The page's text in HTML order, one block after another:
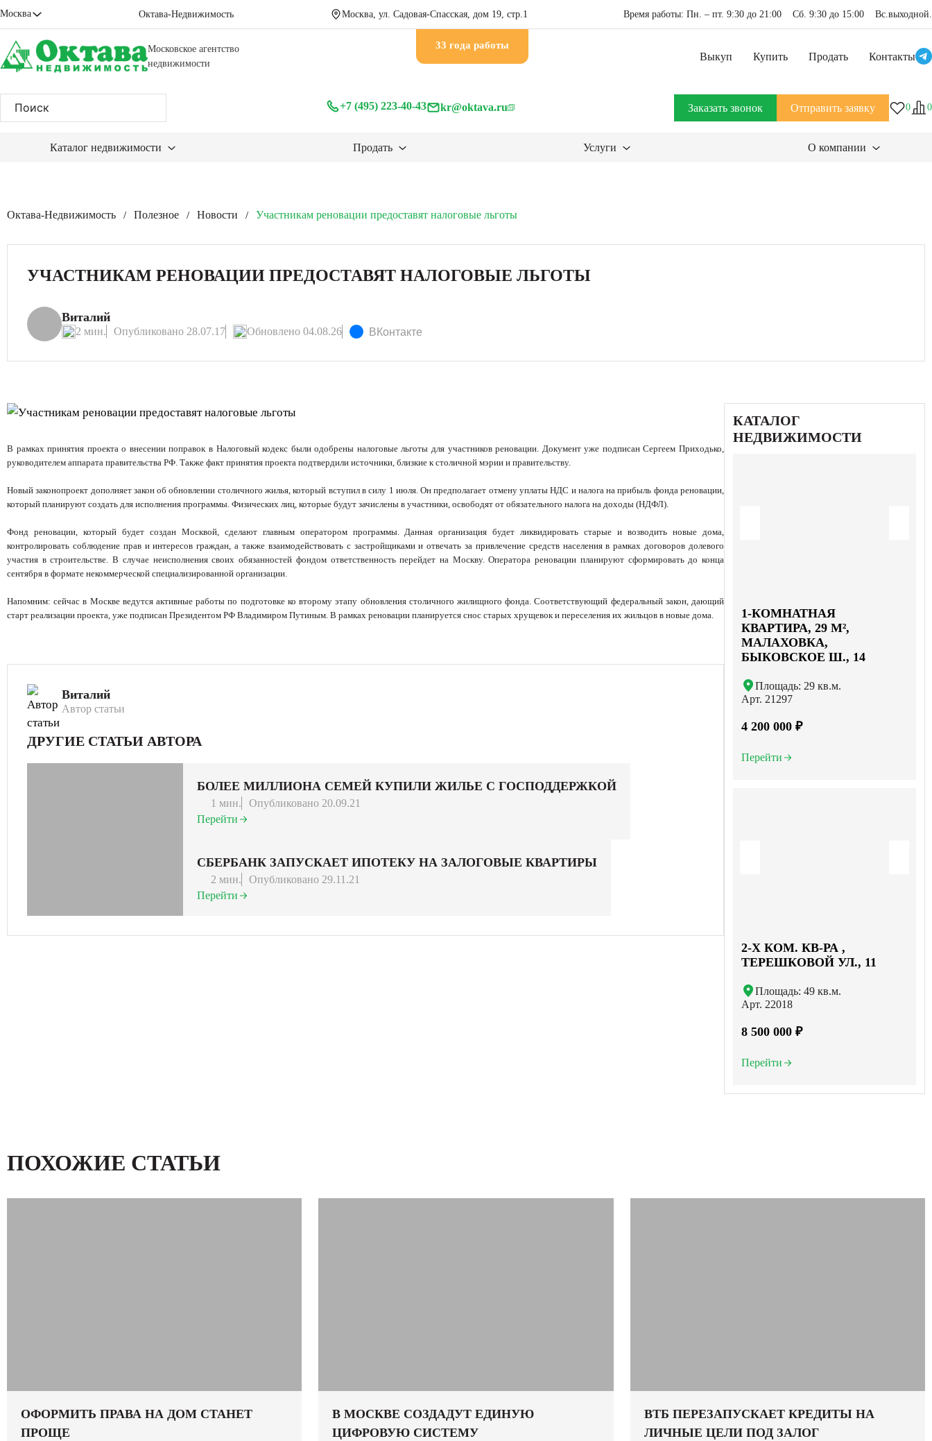
Москва Октава-Недвижимость Москва, ул. Садовая-Спасская, дом 19, стр.1 Время работы: Пн. – пт. 9:30 до 21:00 Сб. 9:30 до 15:00 Вс.выходной.
Московское агентство
недвижимости
33 годa работы
Выкуп Купить Продать Контакты
+7 (495) 223-40-43 kr@oktava.ru Заказать звонок Отправить заявку 0 0
Каталог недвижимости Продать Услуги О компании
Октава-Недвижимость / Полезное / Новости / Участникам реновации предоставят налоговые льготы
УЧАСТНИКАМ РЕНОВАЦИИ ПРЕДОСТАВЯТ НАЛОГОВЫЕ ЛЬГОТЫ
Виталий
2 мин. Опубликовано 28.07.17 Обновлено 04.08.26 ВКонтакте
В рамках принятия проекта о внесении поправок в Налоговый кодекс были одобрены налоговые льготы для участников реновации. Документ уже подписан Сергеем Приходько,
руководителем аппарата правительства РФ. Также факт принятия проекта подтвердили источники, близкие к столичной мэрии и правительству.
Новый законопроект дополняет закон об обновлении столичного жилья, который вступил в силу 1 июля. Он предполагает отмену уплаты НДС и налога на прибыль фонда реновации,
который планируют создать для исполнения программы. Физических лиц, которые будут зачислены в участники, освободят от обязательного налога на доходы (НДФЛ).
Фонд реновации, который будет создан Москвой, сделают главным оператором программы. Данная организация будет ликвидировать старые и возводить новые дома,
контролировать соблюдение прав и интересов граждан, а также взаимодействовать с застройщиками и отвечать за привлечение средств населения в рамках договоров долевого
участия в строительстве. В случае неисполнения своих обязанностей фондом ответственность перейдет на Москву. Оператора реновации планируют сформировать до конца
сентября в формате некоммерческой специализированной организации.
Напомним: сейчас в Москве ведутся активные работы по подготовке ко второму этапу обновления столичного жилищного фонда. Соответствующий федеральный закон, дающий
старт реализации проекта, уже подписан Президентом РФ Владимиром Путиным. В рамках реновации планируется снос старых хрущевок и переселения их жильцов в новые дома.
Виталий
Автор статьи
ДРУГИЕ СТАТЬИ АВТОРА
БОЛЕЕ МИЛЛИОНА СЕМЕЙ КУПИЛИ ЖИЛЬЕ С ГОСПОДДЕРЖКОЙ
1 мин.
Опубликовано 20.09.21
Перейти
СБЕРБАНК ЗАПУСКАЕТ ИПОТЕКУ НА ЗАЛОГОВЫЕ КВАРТИРЫ
2 мин.
Опубликовано 29.11.21
Перейти
КАТАЛОГ
НЕДВИЖИМОСТИ
1-КОМНАТНАЯ
КВАРТИРА, 29 М²,
МАЛАХОВКА,
БЫКОВСКОЕ Ш., 14
Площадь: 29 кв.м.
Арт. 21297
4 200 000 ₽
Перейти
2-X КОМ. КВ-РА ,
ТЕРЕШКОВОЙ УЛ., 11
Площадь: 49 кв.м.
Арт. 22018
8 500 000 ₽
Перейти
ПОХОЖИЕ СТАТЬИ
ОФОРМИТЬ ПРАВА НА ДОМ СТАНЕТ
ПРОЩЕ
В МОСКВЕ СОЗДАДУТ ЕДИНУЮ
ЦИФРОВУЮ СИСТЕМУ
ВТБ ПЕРЕЗАПУСКАЕТ КРЕДИТЫ НА
ЛИЧНЫЕ ЦЕЛИ ПОД ЗАЛОГ